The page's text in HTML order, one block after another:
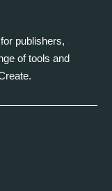
publishers,
of tools and